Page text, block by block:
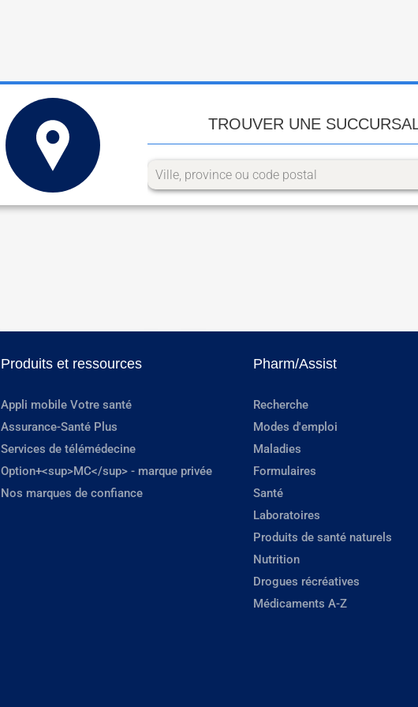
TROUVER UNE
Produits et ressources
Appli mobile Votre santé
Assurance-Santé Plus
Services de télémédecine
Option+<sup>MC</sup> - marque privée
Nos marques de confiance
Pharm/Assist
Recherche
Modes d'emploi
Maladies
Formulaires
Santé
Laboratoires
Produits de santé naturels
Nutrition
Drogues récréatives
Médicaments A-Z